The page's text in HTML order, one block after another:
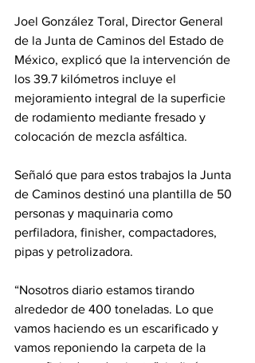
Joel González Toral, Director General
de la Junta de Caminos del Estado de
México, explicó que la intervención de
los 39.7 kilómetros incluye el
mejoramiento integral de la superficie
de rodamiento mediante fresado y
colocación de mezcla asfáltica.
Señaló que para estos trabajos la Junta
de Caminos destinó una plantilla de 50
personas y maquinaria como
perfiladora, finisher, compactadores,
pipas y petrolizadora.
“Nosotros diario estamos tirando
alrededor de 400 toneladas. Lo que
vamos haciendo es un escarificado y
vamos reponiendo la carpeta de la